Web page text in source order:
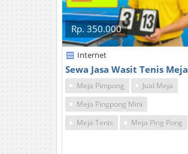
Rp. 350.000
Internet
Sewa Jasa Wasit Tenis Meja
Meja Pimpong
Jual Meja
Meja Pingpong Mini
Meja Tenis
Meja Ping Pong